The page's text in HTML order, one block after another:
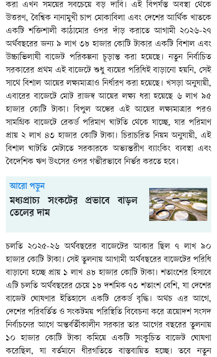
করা এখন সময়ের সবচেয়ে বড় দাবি। এই বিপর্যস্ত অবস্থা থেকে
উত্তরণ, বৈশ্বিক নানামুখী চাপ মোকাবিলা এবং দেশের আর্থিক খাতকে
একটি শক্তিশালী কাঠামোর ওপর দাঁড় করাতে আগামী ২০২৬-২৭
অর্থবছরের জন্য ৯ লাখ ৩৮ হাজার কোটি টাকার একটি বিশাল এবং
উচ্চাভিলাষী বাজেট পরিকল্পনা চূড়ান্ত করা হয়েছে। নতুন নির্বাচিত
সরকারের প্রথম এই বাজেটে শুধু ব্যয়ের পরিধিই বাড়ানো হয়নি, সেই
সাথে বিশাল আয়ের লক্ষ্যমাত্রাও নির্ধারণ করা হয়েছে। খসড়া অনুযায়ী,
এবারের বাজেটে মোট রাজস্ব আয়ের লক্ষ্য ধরা হয়েছে ৬ লাখ ৯৫
হাজার কোটি টাকা। বিপুল অঙ্কের এই আয়ের লক্ষ্যমাত্রার পরও
সামগ্রিক বাজেটে রেকর্ড পরিমাণ ঘাটতি থেকে যাচ্ছে, যার পরিমাণ
প্রায় ২ লাখ ৪৩ হাজার কোটি টাকা। চিরাচরিত নিয়ম অনুযায়ী, এই
বিশাল ঘাটতি মেটাতে সরকারকে অভ্যন্তরীণ ব্যাংকিং ব্যবস্থা এবং
বৈদেশিক ঋণ উৎসের ওপর গভীরভাবে নির্ভর করতে হবে।
আরো পড়ুন
মধ্যপ্রাচ্য সংকটের প্রভাবে বাড়ল
তেলের দাম
চলতি ২০২৫-২৬ অর্থবছরের বাজেটের আকার ছিল ৭ লাখ ৯০
হাজার কোটি টাকা। সেই তুলনায় আগামী অর্থবছরের বাজেটের পরিধি
বাড়ানো হচ্ছে প্রায় ১ লাখ ৪৮ হাজার কোটি টাকা। শতাংশের হিসাবে
এটি চলতি অর্থবছরের চেয়ে ১৮ দশমিক ৭৩ শতাংশ বেশি, যা দেশের
বাজেট ঘোষণার ইতিহাসে একটি রেকর্ড বৃদ্ধি। অথচ এর আগে,
দেশের পরিবর্তিত ও সংকটময় পরিস্থিতি বিবেচনা করে ত্রয়োদশ সংসদ
নির্বাচনের আগে অন্তর্বর্তীকালীন সরকার তার আগের বছরের তুলনায়
১০ হাজার কোটি টাকা কমিয়ে একটি সংকুচিত বাজেট ঘোষণা
করেছিল, যা বর্তমানে ধীরগতিতে বাস্তবায়িত হচ্ছে। তবে নতুন